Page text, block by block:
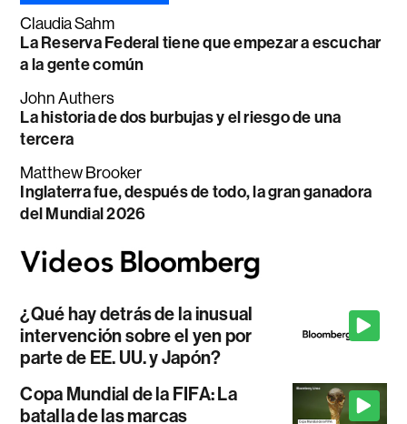
Claudia Sahm
La Reserva Federal tiene que empezar a escuchar
a la gente común
John Authers
La historia de dos burbujas y el riesgo de una
tercera
Matthew Brooker
Inglaterra fue, después de todo, la gran ganadora
del Mundial 2026
¿Qué hay detrás de la inusual
intervención sobre el yen por
parte de EE. UU. y Japón?
Copa Mundial de la FIFA: La
batalla de las marcas